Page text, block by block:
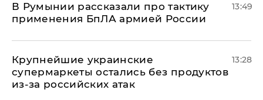
В Румынии рассказали про тактику
применения БпЛА армией России
13:49
Крупнейшие украинские
супермаркеты остались без продуктов
из-за российских атак
13:28